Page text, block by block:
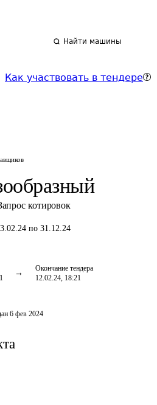
Найти машины
Как участвовать в тендере
котировок
по 31.12.24
Окончание тендера
12.02.24, 18:21
6 фев 2024